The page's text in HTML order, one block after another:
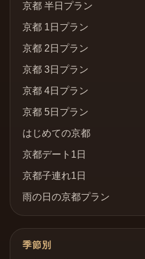
京都 半日プラン
京都 1日プラン
京都 2日プラン
京都 3日プラン
京都 4日プラン
京都 5日プラン
はじめての京都
京都デート1日
京都子連れ1日
雨の日の京都プラン
季節別